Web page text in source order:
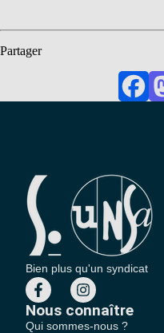
Partager
Bien plus qu'un syndicat
Nous connaître
Qui sommes-nous ?